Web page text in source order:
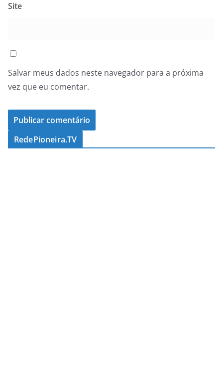
Site
Salvar meus dados neste navegador para a próxima
vez que eu comentar.
RedePioneira.TV